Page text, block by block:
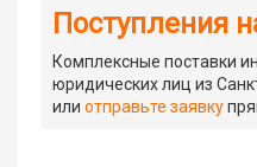
Поступления
Комплексные поставки
юридических лиц из
илиотправьте заявку